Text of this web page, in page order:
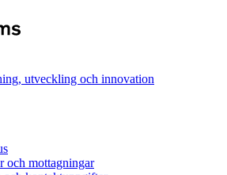
utveckling och innovation
och mottagningar